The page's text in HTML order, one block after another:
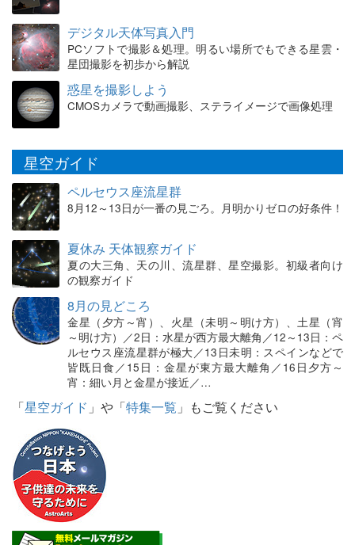
デジタル天体写真入門
PCソフトで撮影＆処理。明るい場所でもできる星雲・
星団撮影を初歩から解説
惑星を撮影しよう
CMOSカメラで動画撮影、ステライメージで画像処理
星空ガイド
ペルセウス座流星群
8月12～13日が一番の見ごろ。月明かりゼロの好条件！
夏休み 天体観察ガイド
夏の大三角、天の川、流星群、星空撮影。初級者向け
の観察ガイド
8月の見どころ
金星（夕方～宵）、火星（未明～明け方）、土星（宵
～明け方）／2日：水星が西方最大離角／12～13日：ペ
ルセウス座流星群が極大／13日未明：スペインなどで
皆既日食／15日：金星が東方最大離角／16日夕方～
宵：細い月と金星が接近／…
「星空ガイド 」や「特集一覧 」もご覧ください